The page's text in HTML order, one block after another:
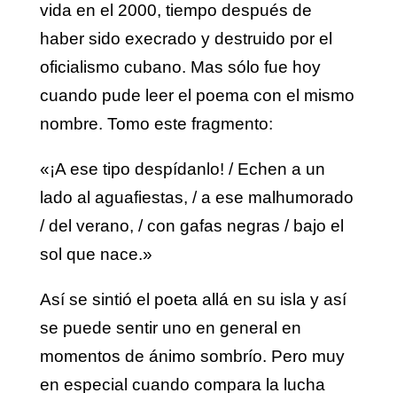
vida en el 2000, tiempo después de
haber sido execrado y destruido por el
oficialismo cubano. Mas sólo fue hoy
cuando pude leer el poema con el mismo
nombre. Tomo este fragmento:
«¡A ese tipo despídanlo! / Echen a un
lado al aguafiestas, / a ese malhumorado
/ del verano, / con gafas negras / bajo el
sol que nace.»
Así se sintió el poeta allá en su isla y así
se puede sentir uno en general en
momentos de ánimo sombrío. Pero muy
en especial cuando compara la lucha